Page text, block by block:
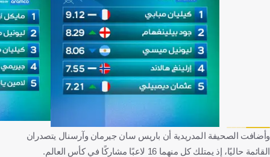
وأضافت الصحيفة المدريدية أن باريس سان جيرمان وآرسنال يتصدران
القائمة حاليًا، إذ يمتلك كل منهما 16 لاعبًا مشاركًا في كأس العالم.